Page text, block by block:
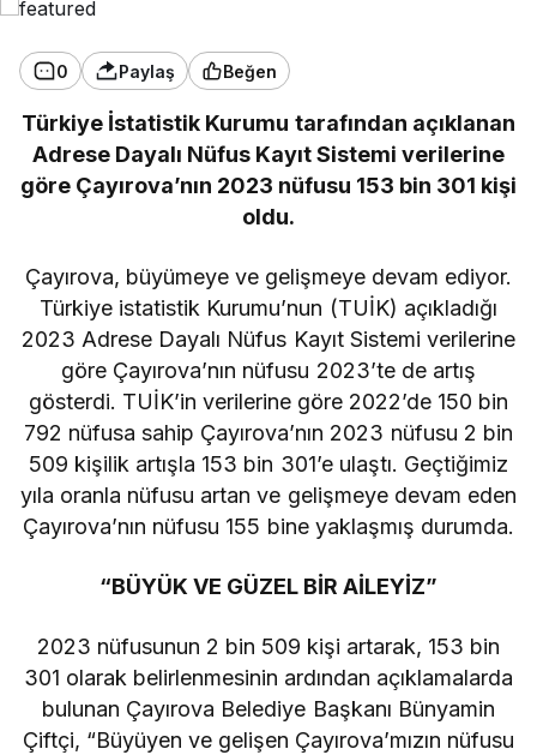
0 Paylaş Beğen
Türkiye İstatistik Kurumu tarafından açıklanan
Adrese Dayalı Nüfus Kayıt Sistemi verilerine
göre Çayırova’nın 2023 nüfusu 153 bin 301 kişi
oldu.
Çayırova, büyümeye ve gelişmeye devam ediyor.
Türkiye istatistik Kurumu’nun (TUİK) açıkladığı
2023 Adrese Dayalı Nüfus Kayıt Sistemi verilerine
göre Çayırova’nın nüfusu 2023’te de artış
gösterdi. TUİK’in verilerine göre 2022’de 150 bin
792 nüfusa sahip Çayırova’nın 2023 nüfusu 2 bin
509 kişilik artışla 153 bin 301’e ulaştı. Geçtiğimiz
yıla oranla nüfusu artan ve gelişmeye devam eden
Çayırova’nın nüfusu 155 bine yaklaşmış durumda.
“BÜYÜK VE GÜZEL BİR AİLEYİZ”
2023 nüfusunun 2 bin 509 kişi artarak, 153 bin
301 olarak belirlenmesinin ardından açıklamalarda
bulunan Çayırova Belediye Başkanı Bünyamin
Çiftçi, “Büyüyen ve gelişen Çayırova’mızın nüfusu